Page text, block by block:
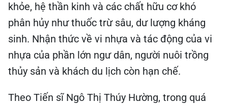
khỏe, hệ thần kinh và các chất hữu cơ khó
phân hủy như thuốc trừ sâu, dư lượng kháng
sinh. Nhận thức về vi nhựa và tác động của vi
nhựa của phần lớn ngư dân, người nuôi trồng
thủy sản và khách du lịch còn hạn chế.
Theo Tiến sĩ Ngô Thị Thúy Hường, trong quá